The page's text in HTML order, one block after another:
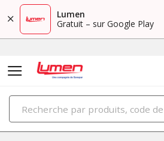
Lumen
Gratuit – sur Google Play
PRODUITS
éclairage